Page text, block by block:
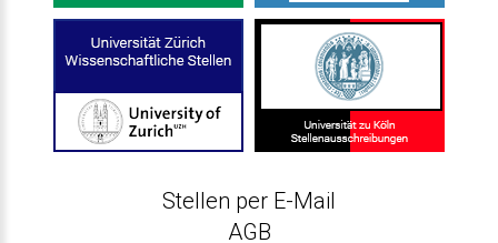
Stellen per E-Mail
AGB